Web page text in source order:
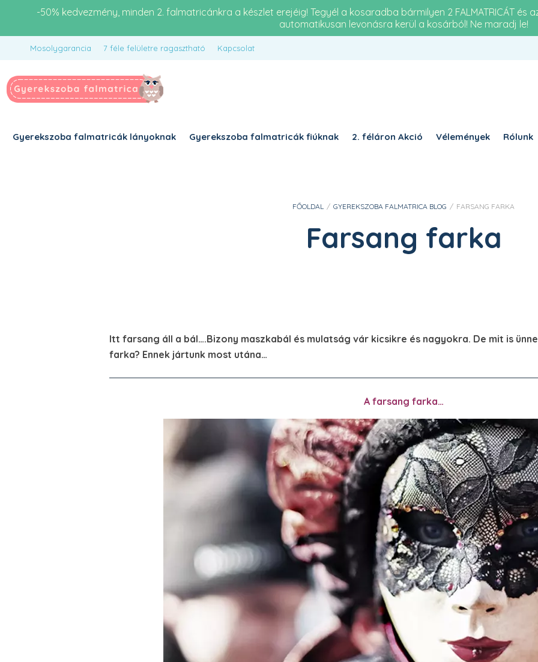
-50% kedvezmény, minden 2. falmatricánkra a készlet erejéig! Tegyél a kosaradba bármilyen 2 FALMATRICÁT és
automatikusan levonásra kerül a kosárból! Ne maradj le!
Mosolygarancia 7 féle felületre ragasztható Kapcsolat
Gyerekszoba falmatricák lányoknak Gyerekszoba falmatricák fiúknak 2. féláron Akció Vélemények Rólunk
FŐOLDAL / GYEREKSZOBA FALMATRICA BLOG / FARSANG FARKA
Farsang farka
Itt farsang áll a bál….Bizony maszkabál és mulatság vár kicsikre és nagyokra. De mit is
farka? Ennek jártunk most utána…
A farsang farka…